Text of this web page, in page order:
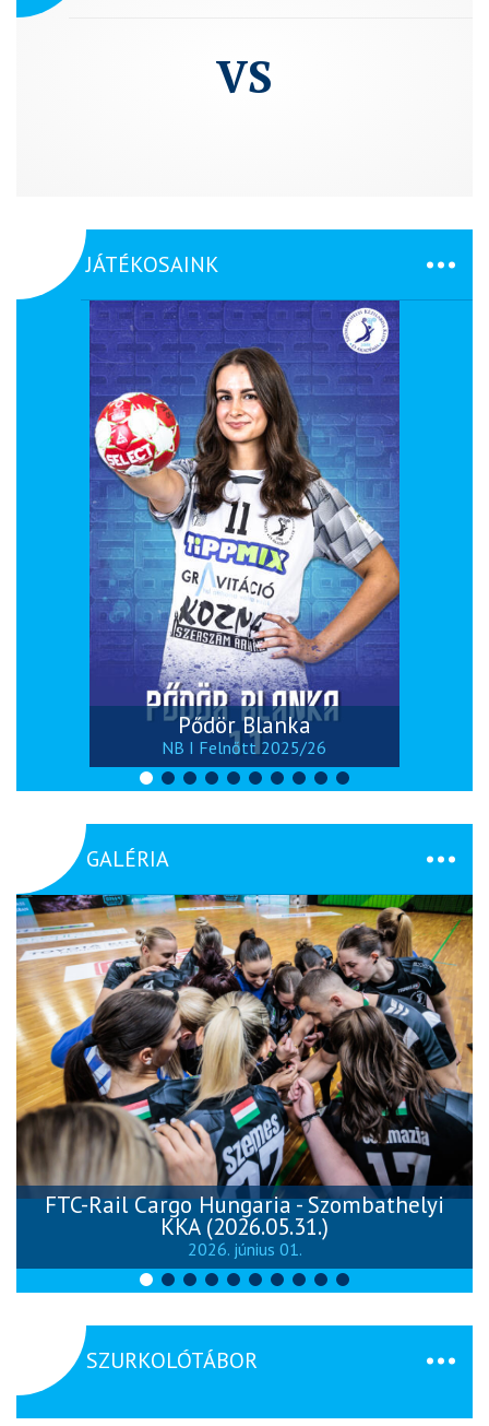
VS
JÁTÉKOSAINK
Pődör Blanka
NB I Felnőtt 2025/26
GALÉRIA
FTC-Rail Cargo Hungaria - Szombathelyi
KKA (2026.05.31.)
2026. június 01.
SZURKOLÓTÁBOR